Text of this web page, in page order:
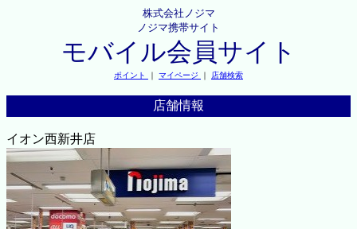
株式会社ノジマ
ノジマ携帯サイト
モバイル会員サイト
ポイント ｜ マイページ ｜ 店舗検索
店舗情報
イオン西新井店